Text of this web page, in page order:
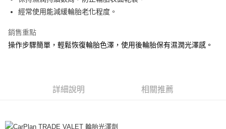
玉山商業銀行
台灣樂天信用卡公司
相關說明
【關於「AFTEE先享後付」】
３．安心：先確認商品／服務後，再付款。
結帳頁面，進行簡訊認證並確認金額後，即可完成結帳。
ATM付款
宅配(快速到貨)
宅配(外島)
經常使用能減緩輪胎老化程度。
銷售重點
操作步驟簡單，輕鬆恢復輪胎色澤，使用後輪胎保有濕潤光澤感。
詳細說明 相關推薦